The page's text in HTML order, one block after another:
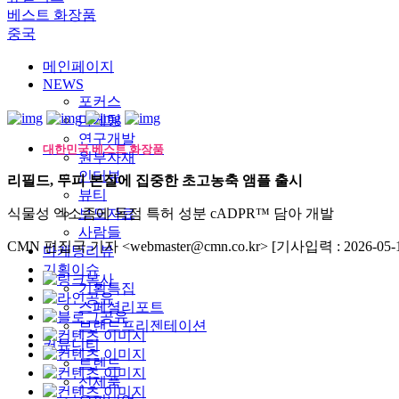
베스트 화장품
중국
메인페이지
NEWS
포커스
마케팅
연구개발
원부자재
인터뷰
뷰티
보도자료
사람들
마케팅리뷰
기획이슈
기획특집
스페셜리포트
브랜드프리젠테이션
커뮤니티
트렌드
신제품
대한민국 베스트 화장품
리필드, 두피 본질에 집중한 초고농축 앰플 출시
식물성 엑소좀에 독점 특허 성분 cADPR™ 담아 개발
CMN 편집국 기자 <webmaster@cmn.co.kr> [기사입력 : 2026-